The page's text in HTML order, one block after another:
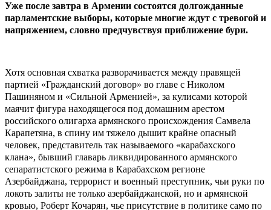
Уже после завтра в Армении состоятся долгожданные
парламентские выборы, которые многие ждут с тревогой и
напряжением, словно предчувствуя приближение бури.
Хотя основная схватка разворачивается между правящей
партией «Гражданский договор» во главе с Николом
Пашиняном и «Сильной Арменией», за кулисами которой
маячит фигура находящегося под домашним арестом
российского олигарха армянского происхождения Самвела
Карапетяна, в спину им тяжело дышит крайне опасный
человек, представитель так называемого «карабахского
клана», бывший главарь ликвидированного армянского
сепаратистского режима в Карабахском регионе
Азербайджана, террорист и военный преступник, чьи руки по
локоть залиты не только азербайджанской, но и армянской
кровью, Роберт Кочарян, чье присутствие в политике само по